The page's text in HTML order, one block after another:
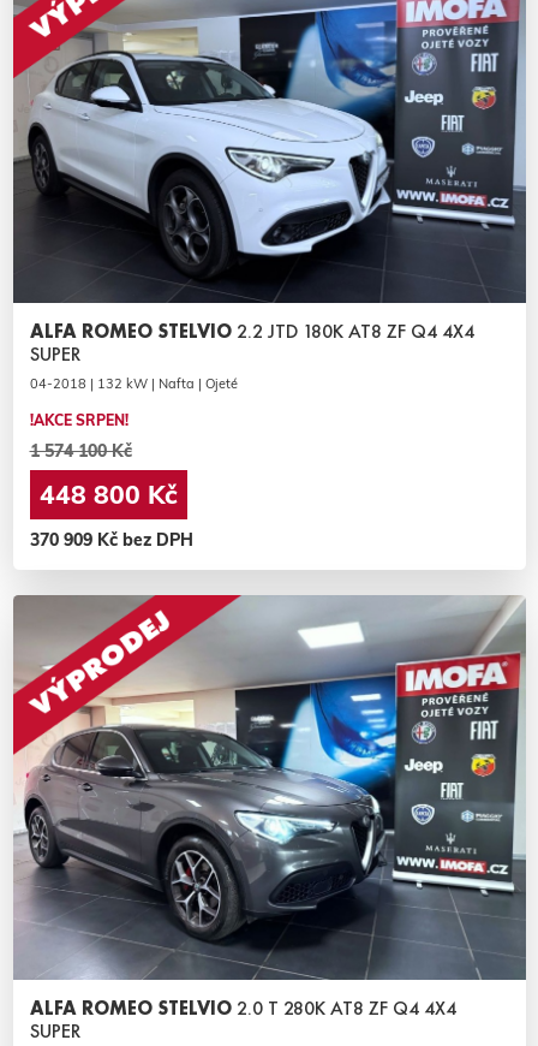
ALFA ROMEO STELVIO 2.2 JTD 180K AT8 ZF Q4 4X4
SUPER
04-2018 | 132 kW | Nafta | Ojeté
!AKCE SRPEN!
1 574 100 Kč
448 800 Kč
370 909 Kč bez DPH
ALFA ROMEO STELVIO 2.0 T 280K AT8 ZF Q4 4X4
SUPER